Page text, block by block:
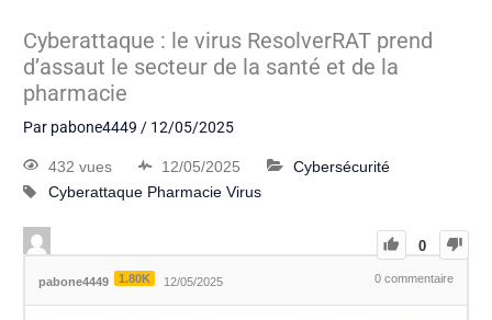
Cyberattaque : le virus ResolverRAT prend
d’assaut le secteur de la santé et de la
pharmacie
Par pabone4449/ 12/05/2025
432 vues 12/05/2025
Cybersécurité
Cyberattaque Pharmacie Virus
0
pabone4449 1.80K 12/05/2025 0commentaire